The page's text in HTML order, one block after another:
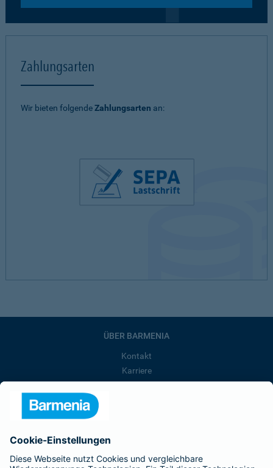
Zahlungsarten
Wir bieten folgendeZahlungsarten an:
ÜBER BARMENIA
Kontakt
Karriere
Barmenia ist Teil der BarmeniaGothaer